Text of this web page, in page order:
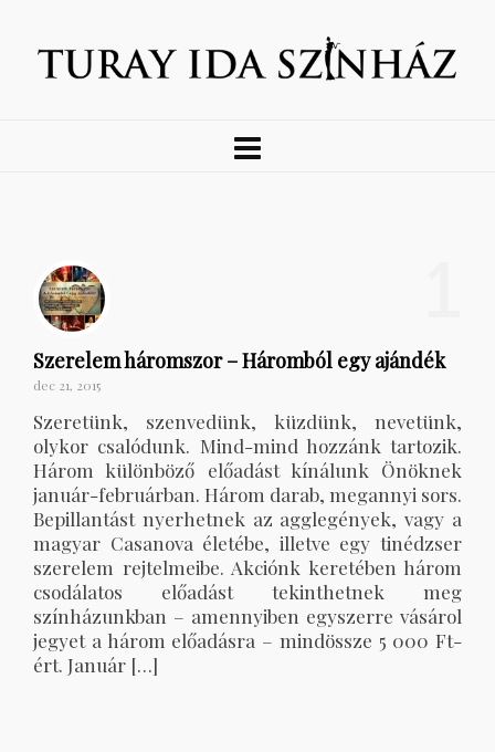
Szerelem háromszor – Háromból egy ajándék
dec 21, 2015
Szeretünk, szenvedünk, küzdünk, nevetünk,
olykor csalódunk. Mind-mind hozzánk tartozik.
Három különböző előadást kínálunk Önöknek
január-februárban. Három darab, megannyi sors.
Bepillantást nyerhetnek az agglegények, vagy a
magyar Casanova életébe, illetve egy tinédzser
szerelem rejtelmeibe. Akciónk keretében három
csodálatos előadást tekinthetnek meg
színházunkban – amennyiben egyszerre vásárol
jegyet a három előadásra – mindössze 5 000 Ft-
ért. Január […]